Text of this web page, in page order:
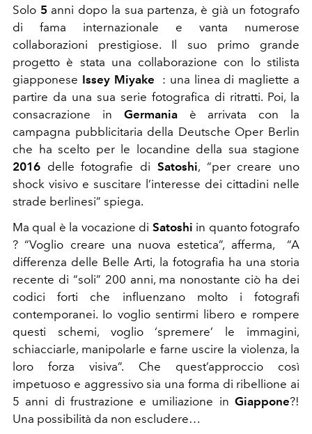
Solo 5 anni dopo la sua partenza, è già un fotografo
di fama internazionale e vanta numerose
collaborazioni prestigiose. Il suo primo grande
progetto è stata una collaborazione con lo stilista
giapponese Issey Miyake : una linea di magliette a
partire da una sua serie fotografica di ritratti. Poi, la
consacrazione in Germaniaè arrivata con la
campagna pubblicitaria della Deutsche Oper Berlin
che ha scelto per le locandine della sua stagione
2016 delle fotografie di Satoshi, “per creare uno
shock visivo e suscitare l’interesse dei cittadini nelle
strade berlinesi” spiega.
Ma qual è la vocazione di Satoshi in quanto fotografo
? “Voglio creare una nuova estetica”, afferma, “A
differenza delle Belle Arti, la fotografia ha una storia
recente di “soli” 200 anni, ma nonostante ciò ha dei
codici forti che influenzano molto i fotografi
contemporanei. Io voglio sentirmi libero e rompere
questi schemi, voglio ‘spremere’ le immagini,
schiacciarle, manipolarle e farne uscire la violenza, la
loro forza visiva”. Che quest’approccio così
impetuoso e aggressivo sia una forma di ribellione ai
5 anni di frustrazione e umiliazione in Giappone?!
Una possibilità da non escludere…